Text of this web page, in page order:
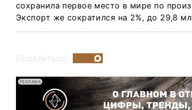
сохранила первое место в мире по
Экспорт же сократился на 2%, до 29,8
Поделиться:
РЕКЛАМА